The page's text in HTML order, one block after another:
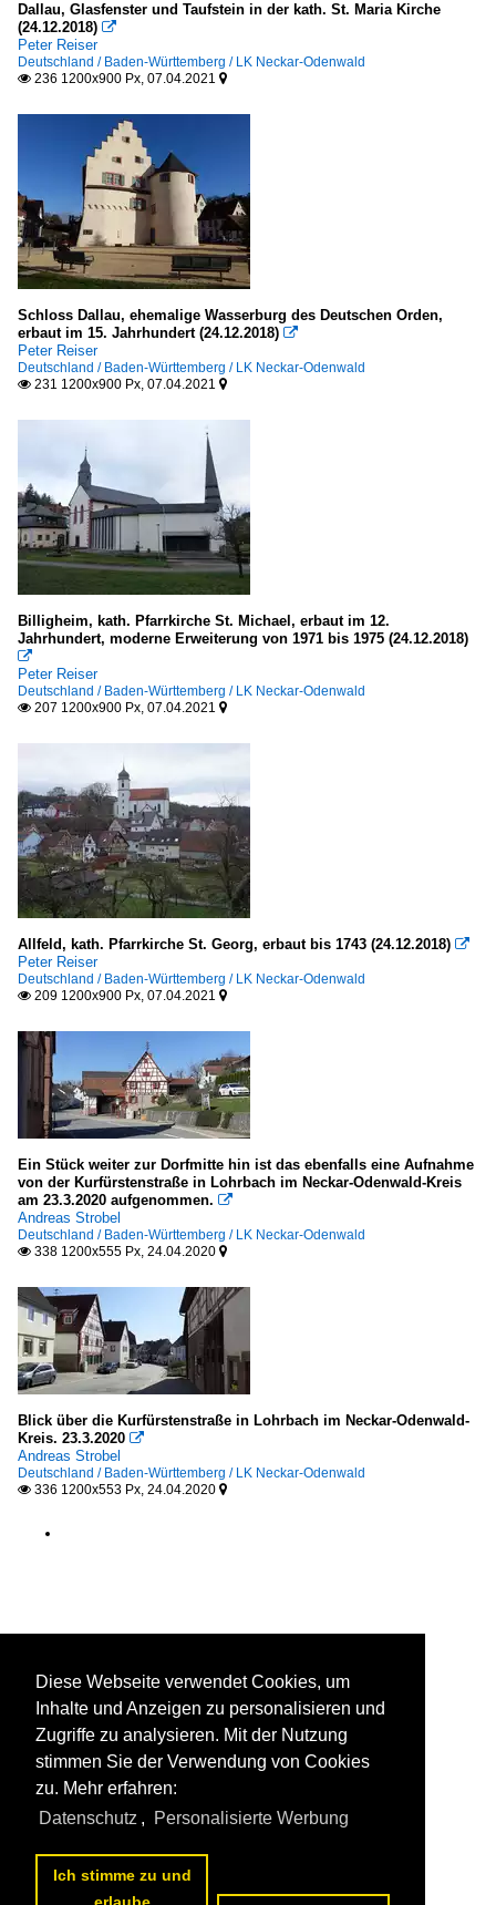
Dallau, Glasfenster und Taufstein in der kath. St. Maria Kirche
(24.12.2018) 
Peter Reiser
Deutschland / Baden-Württemberg / LK Neckar-Odenwald
 236 1200x900 Px, 07.04.2021 
Schloss Dallau, ehemalige Wasserburg des Deutschen Orden,
erbaut im 15. Jahrhundert (24.12.2018) 
Peter Reiser
Deutschland / Baden-Württemberg / LK Neckar-Odenwald
 231 1200x900 Px, 07.04.2021 
Billigheim, kath. Pfarrkirche St. Michael, erbaut im 12.
Jahrhundert, moderne Erweiterung von 1971 bis 1975 (24.12.2018)

Peter Reiser
Deutschland / Baden-Württemberg / LK Neckar-Odenwald
 207 1200x900 Px, 07.04.2021 
Allfeld, kath. Pfarrkirche St. Georg, erbaut bis 1743 (24.12.2018) 
Peter Reiser
Deutschland / Baden-Württemberg / LK Neckar-Odenwald
 209 1200x900 Px, 07.04.2021 
Ein Stück weiter zur Dorfmitte hin ist das ebenfalls eine Aufnahme
von der Kurfürstenstraße in Lohrbach im Neckar-Odenwald-Kreis
am 23.3.2020 aufgenommen. 
Andreas Strobel
Deutschland / Baden-Württemberg / LK Neckar-Odenwald
 338 1200x555 Px, 24.04.2020 
Blick über die Kurfürstenstraße in Lohrbach im Neckar-Odenwald-
Kreis. 23.3.2020 
Andreas Strobel
Deutschland / Baden-Württemberg / LK Neckar-Odenwald
 336 1200x553 Px, 24.04.2020 
Diese Webseite verwendet Cookies, um
Inhalte und Anzeigen zu personalisieren und
Zugriffe zu analysieren. Mit der Nutzung
stimmen Sie der Verwendung von Cookies
zu. Mehr erfahren:
Datenschutz , Personalisierte Werbung
Ich stimme zu und